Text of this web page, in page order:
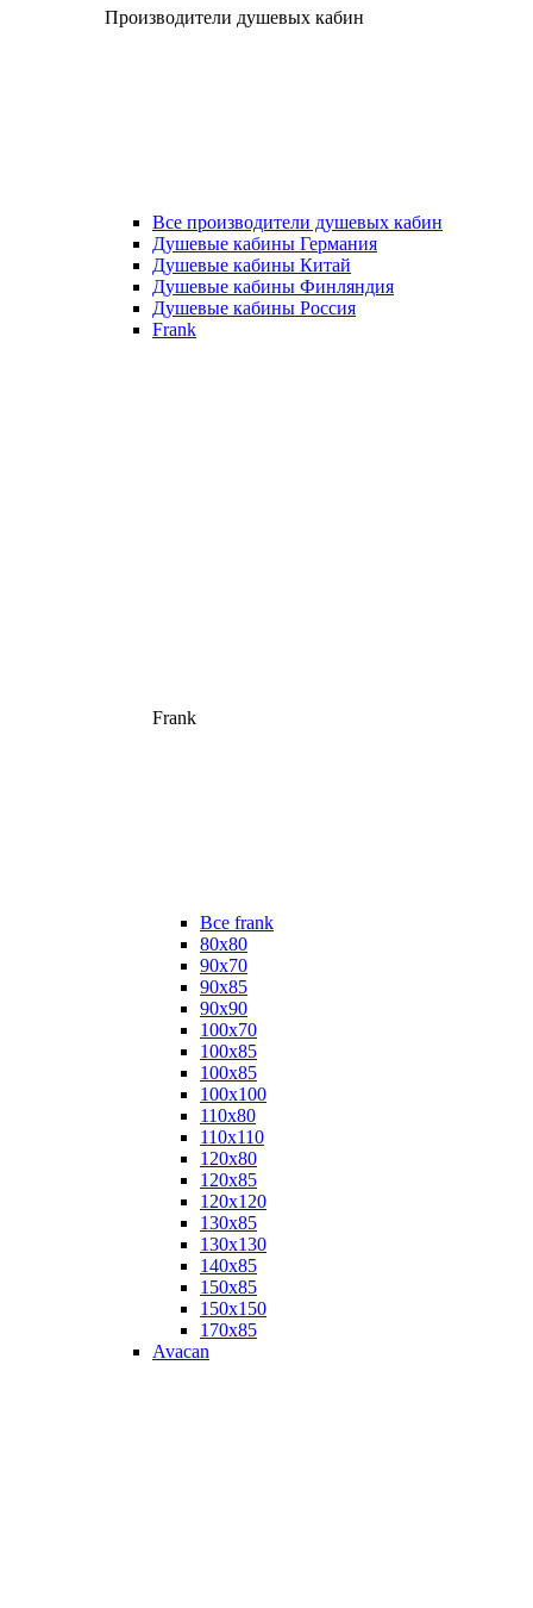
Производители душевых кабин
Все производители душевых кабин
Душевые кабины Германия
Душевые кабины Китай
Душевые кабины Финляндия
Душевые кабины Россия
Frank
Frank
Все frank
80х80
90х70
90х85
90х90
100х70
100х85
100х85
100х100
110х80
110х110
120х80
120х85
120х120
130х85
130х130
140х85
150х85
150х150
170х85
Avacan